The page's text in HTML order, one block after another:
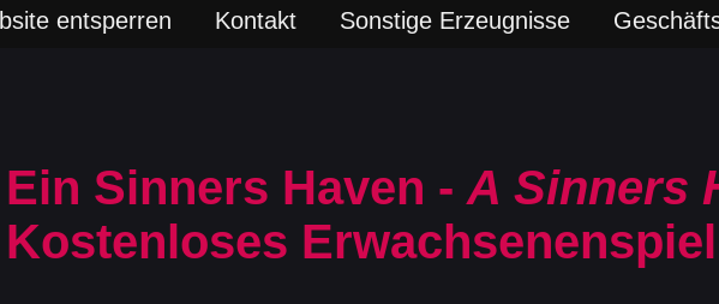
entsperren Kontakt Sonstige Erzeugnisse
Ein Sinners Haven - A Sinners
Kostenloses Erwachsenenspiel